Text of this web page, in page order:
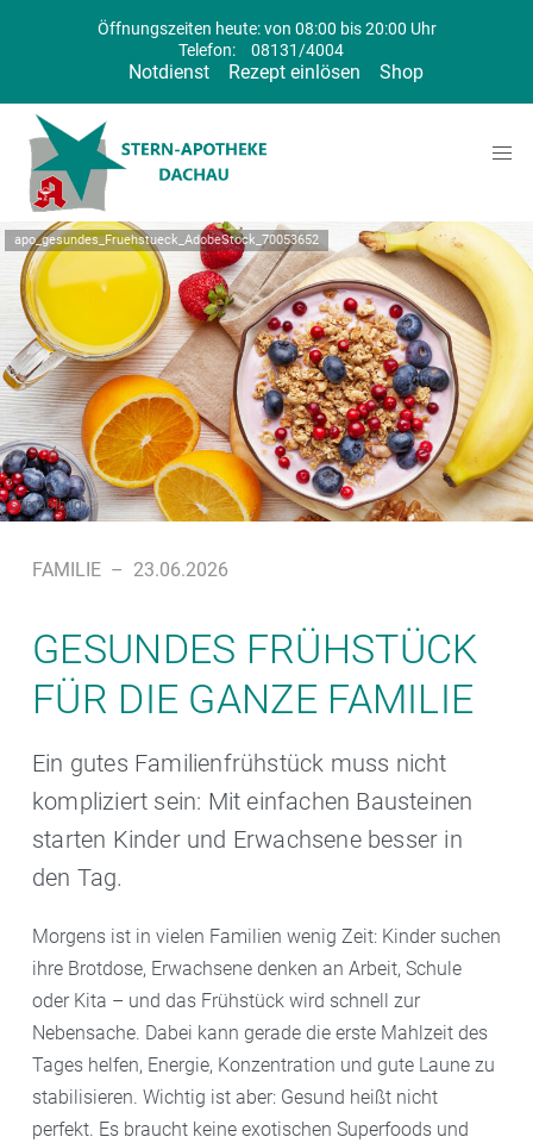
Öffnungszeiten heute: von 08:00 bis 20:00 Uhr
Telefon:
08131/4004
Notdienst Rezept einlösen Shop
apo_gesundes_Fruehstueck_AdobeStock_70053652
Symbolbild
FAMILIE – 23.06.2026
GESUNDES FRÜHSTÜCK
FÜR DIE GANZE FAMILIE
Ein gutes Familienfrühstück muss nicht
kompliziert sein: Mit einfachen Bausteinen
starten Kinder und Erwachsene besser in
den Tag.
Morgens ist in vielen Familien wenig Zeit: Kinder suchen
ihre Brotdose, Erwachsene denken an Arbeit, Schule
oder Kita – und das Frühstück wird schnell zur
Nebensache. Dabei kann gerade die erste Mahlzeit des
Tages helfen, Energie, Konzentration und gute Laune zu
stabilisieren. Wichtig ist aber: Gesund heißt nicht
perfekt. Es braucht keine exotischen Superfoods und